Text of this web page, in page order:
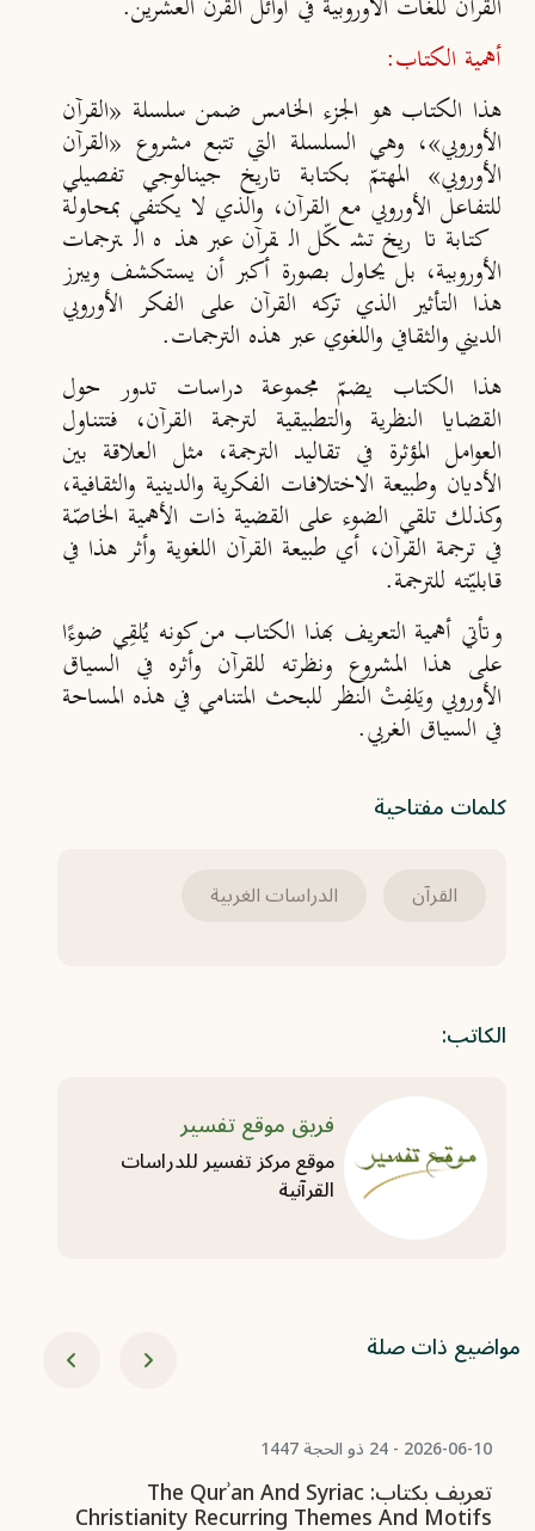
أهمية الكتاب:
هذا الكتاب هو الجزء الخامس ضمن سلسلة «القرآن
الأوروبي»، وهي السلسلة التي تتبع مشروع «القرآن
الأوروبي» المهتمّ بكتابة تاريخ جينالوجي تفصيلي
للتفاعل الأوروبي مع القرآن، والذي لا يكتفي بمحاولة
كتابة تاريخ تشكّل القرآن عبر هذه الترجمات
الأوروبية، بل يحاول بصورة أكبر أن يستكشف ويبرز
هذا التأثير الذي تركه القرآن على الفكر الأوروبي
الديني والثقافي واللغوي عبر هذه الترجمات.
هذا الكتاب يضمّ مجموعة دراسات تدور حول
القضايا النظرية والتطبيقية لترجمة القرآن، فتتناول
العوامل المؤثرة في تقاليد الترجمة، مثل العلاقة بين
الأديان وطبيعة الاختلافات الفكرية والدينية والثقافية،
وكذلك تلقي الضوء على القضية ذات الأهمية الخاصّة
في ترجمة القرآن، أي طبيعة القرآن اللغوية وأثر هذا في
قابليّته للترجمة.
وتأتي أهمية التعريف بهذا الكتاب من كونه يُلقِي ضوءًا
على هذا المشروع ونظرته للقرآن وأثره في السياق
الأوروبي ويَلفِتْ النظر للبحث المتنامي في هذه المساحة
في السياق الغربي.
كلمات مفتاحية
القرآن الدراسات الغربية
الكاتب:
فريق موقع تفسير
موقع مركز تفسير للدراسات
القرآنية
مواضيع ذات صلة